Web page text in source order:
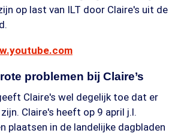
op last van ILT door Claire's uit de
problemen bij Claire’s
Claire's wel degelijk toe dat er
Claire's heeft op 9 april j.l.
plaatsen in de landelijke dagbladen